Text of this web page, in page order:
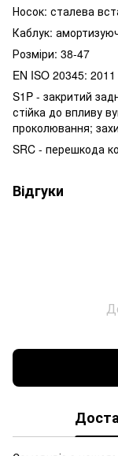
Носок: сталева
Каблук:
Розміри: 38-47
EN ISO 20345: 2011
S1P - закритий
стійка до впливу
проколювання;
SRC - перешкода
Відгуки